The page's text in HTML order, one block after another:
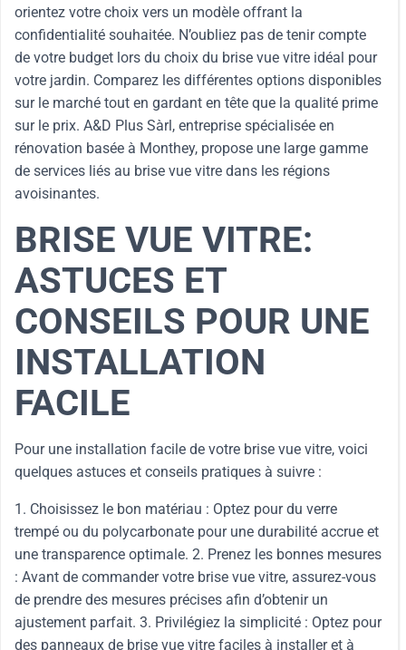
orientez votre choix vers un modèle offrant la
confidentialité souhaitée. N’oubliez pas de tenir compte
de votre budget lors du choix du brise vue vitre idéal pour
votre jardin. Comparez les différentes options disponibles
sur le marché tout en gardant en tête que la qualité prime
sur le prix. A&D Plus Sàrl, entreprise spécialisée en
rénovation basée à Monthey, propose une large gamme
de services liés au brise vue vitre dans les régions
avoisinantes.
BRISE VUE VITRE:
ASTUCES ET
CONSEILS POUR UNE
INSTALLATION
FACILE
Pour une installation facile de votre brise vue vitre, voici
quelques astuces et conseils pratiques à suivre :
1. Choisissez le bon matériau : Optez pour du verre
trempé ou du polycarbonate pour une durabilité accrue et
une transparence optimale. 2. Prenez les bonnes mesures
: Avant de commander votre brise vue vitre, assurez-vous
de prendre des mesures précises afin d’obtenir un
ajustement parfait. 3. Privilégiez la simplicité : Optez pour
des panneaux de brise vue vitre faciles à installer et à